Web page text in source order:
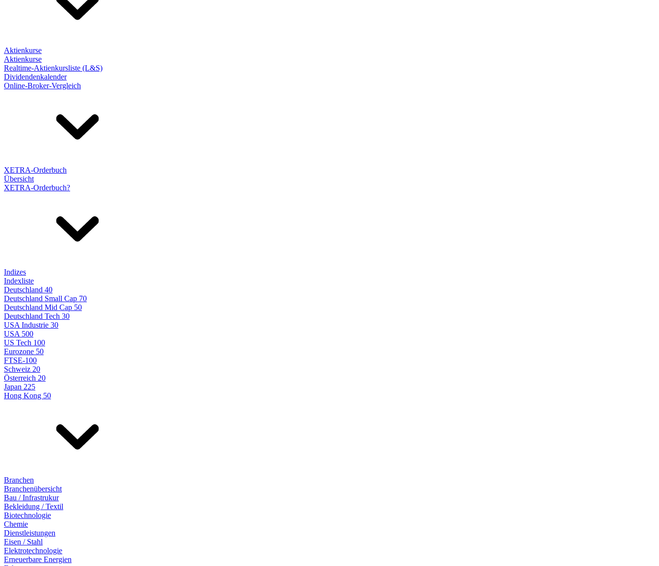
Aktienkurse
Aktienkurse
Realtime-Aktienkursliste (L&S)
Dividendenkalender
Online-Broker-Vergleich
XETRA-Orderbuch
Übersicht
XETRA-Orderbuch?
Indizes
Indexliste
Deutschland 40
Deutschland Small Cap 70
Deutschland Mid Cap 50
Deutschland Tech 30
USA Industrie 30
USA 500
US Tech 100
Eurozone 50
FTSE-100
Schweiz 20
Österreich 20
Japan 225
Hong Kong 50
Branchen
Branchenübersicht
Bau / Infrastrukur
Bekleidung / Textil
Biotechnologie
Chemie
Dienstleistungen
Eisen / Stahl
Elektrotechnologie
Erneuerbare Energien